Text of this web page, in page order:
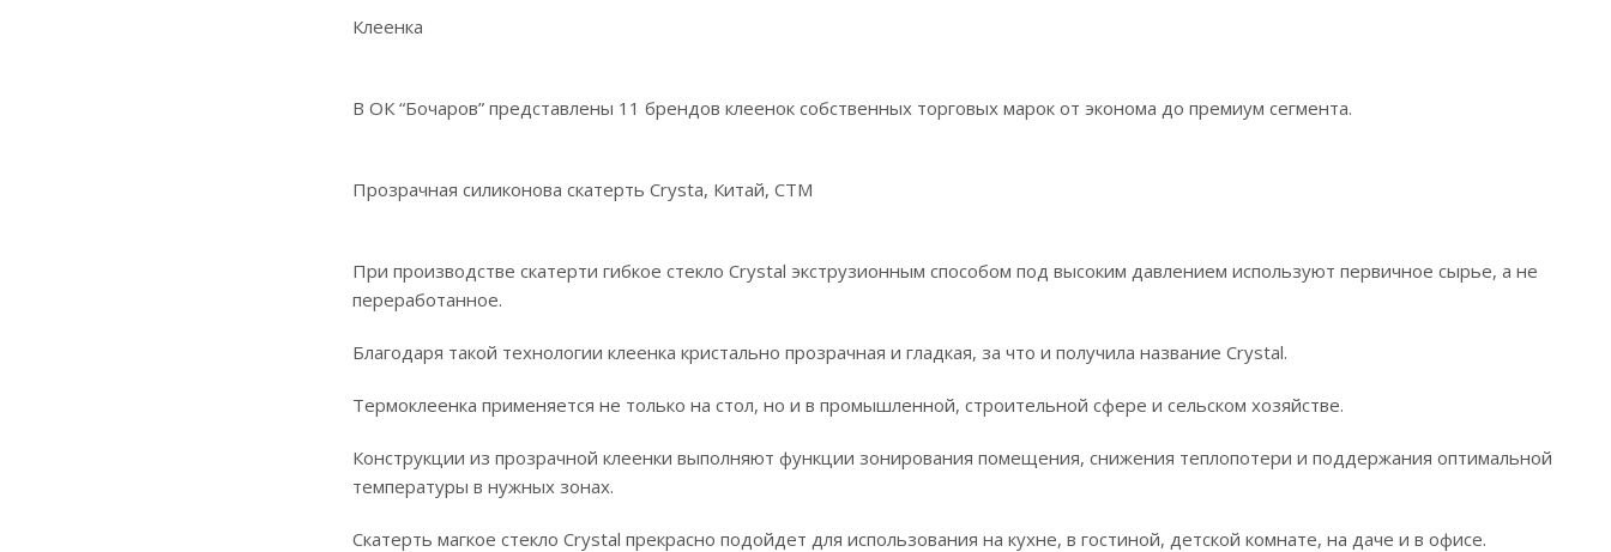
Клеенка
В ОК “Бочаров” представлены 11 брендов клеенок собственных торговых марок от эконома до премиум сегмента.
Прозрачная силиконова скатерть Crysta, Китай, СТМ
При производстве скатерти гибкое стекло Crystal экструзионным способом под высоким давлением используют первичное сырье, а не
переработанное.
Благодаря такой технологии клеенка кристально прозрачная и гладкая, за что и получила название Crystal.
Термоклеенка применяется не только на стол, но и в промышленной, строительной сфере и сельском хозяйстве.
Конструкции из прозрачной клеенки выполняют функции зонирования помещения, снижения теплопотери и поддержания оптимальной
температуры в нужных зонах.
Скатерть магкое стекло Crystal прекрасно подойдет для использования на кухне, в гостиной, детской комнате, на даче и в офисе.